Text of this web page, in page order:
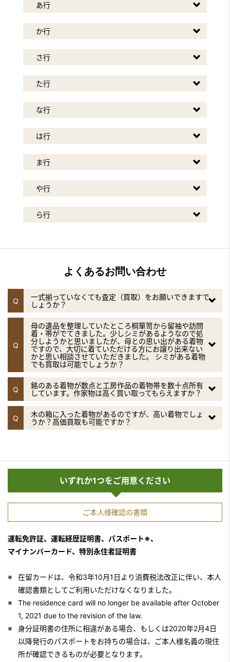
あ行
か行
さ行
た行
な行
は行
ま行
や行
ら行
よくあるお問い合わせ
Q
一式揃っていなくても査定（買取）をお願いできますで
しょうか？
Q
母の遺品を整理していたところ桐箪笥から留袖や訪問
着・帯がでてきました。少しシミがあるようなので処
分しようかと思いましたが、母との思い出がある着物
ですので、大切に着ていただける方にお譲り出来ない
かと思い相談させていただきました。 シミがある着物
でも買取は可能でしょうか？
Q
銘のある着物が数点と工房作品の着物帯を数十点所有
しています。作家物は高く買い取ってもらえますか？
Q
木の箱に入った着物があるのですが、高い着物でしょ
うか？高価買取も可能ですか？
いずれか1つをご用意ください
ご本人様確認の書類
運転免許証、運転経歴証明書、パスポート※、
マイナンバーカード、特別永住者証明書
在留カードは、令和3年10月1日より消費税法改正に伴い、本人
確認書類としてご利用いただけなくなりました。
The residence card will no longer be available after October
1, 2021 due to the revision of the law.
身分証明書の住所に相違がある場合、もしくは2020年2月4日
以降発行のパスポートをお持ちの場合は、ご本人様名義の現住
所が確認できるものが必要となります。